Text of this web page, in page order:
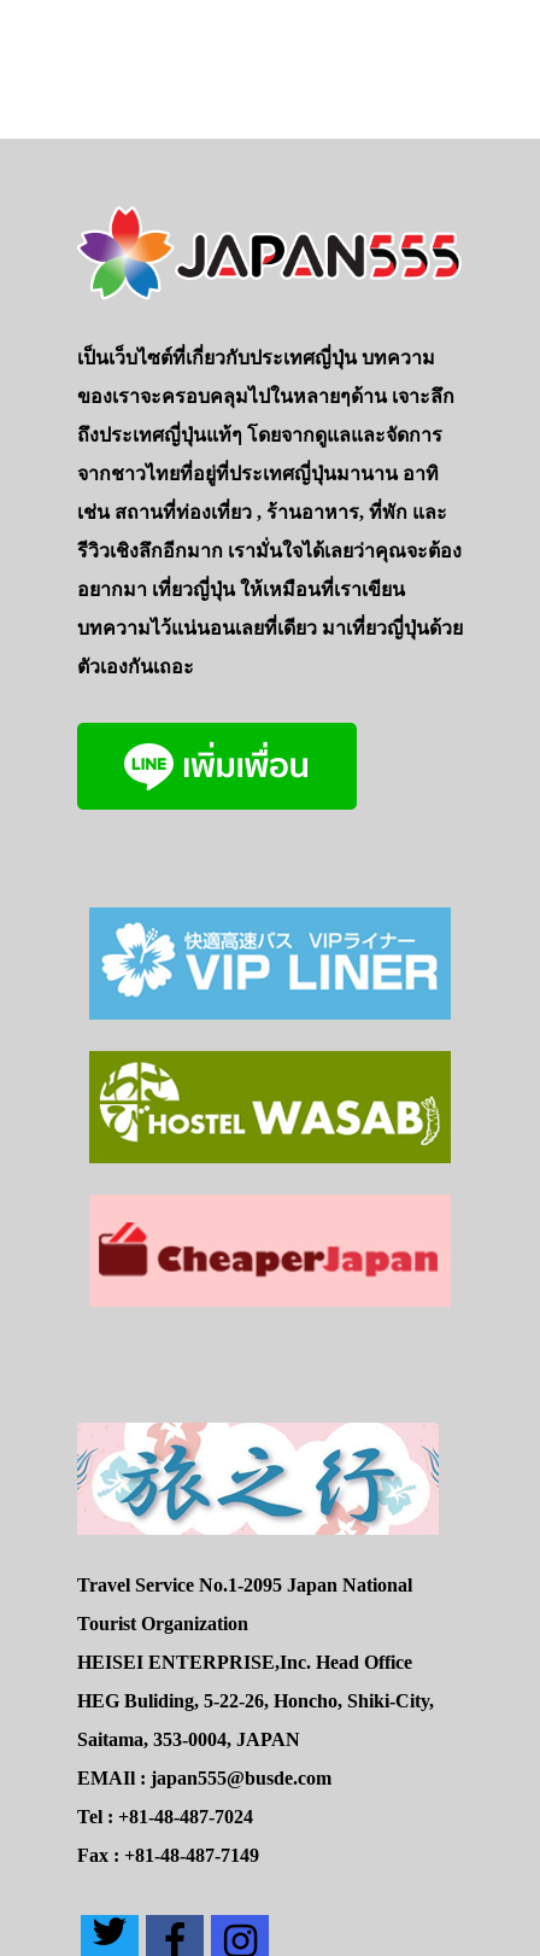
เป็นเว็บไซต์ที่เกี่ยวกับประเทศญี่ปุ่น บทความ
ของเราจะครอบคลุมไปในหลายๆด้าน เจาะลึก
ถึงประเทศญี่ปุ่นแท้ๆ โดยจากดูแลและจัดการ
จากชาวไทยที่อยู่ที่ประเทศญี่ปุ่นมานาน อาทิ
เช่น สถานที่ท่องเที่ยว , ร้านอาหาร, ที่พัก และ
รีวิวเชิงลึกอีกมาก เรามั่นใจได้เลยว่าคุณจะต้อง
อยากมา เที่ยวญี่ปุ่น ให้เหมือนที่เราเขียน
บทความไว้แน่นอนเลยที่เดียว มาเที่ยวญี่ปุ่นด้วย
ตัวเองกันเถอะ
Travel Service No.1-2095 Japan National
Tourist Organization
HEISEI ENTERPRISE,Inc. Head Office
HEG Buliding, 5-22-26, Honcho, Shiki-City,
Saitama, 353-0004, JAPAN
EMAIl : japan555@busde.com
Tel : +81-48-487-7024
Fax : +81-48-487-7149